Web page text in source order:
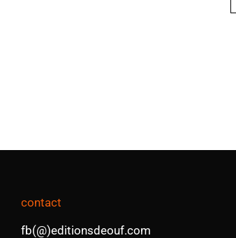
contact
fb(@)editionsdeouf.com